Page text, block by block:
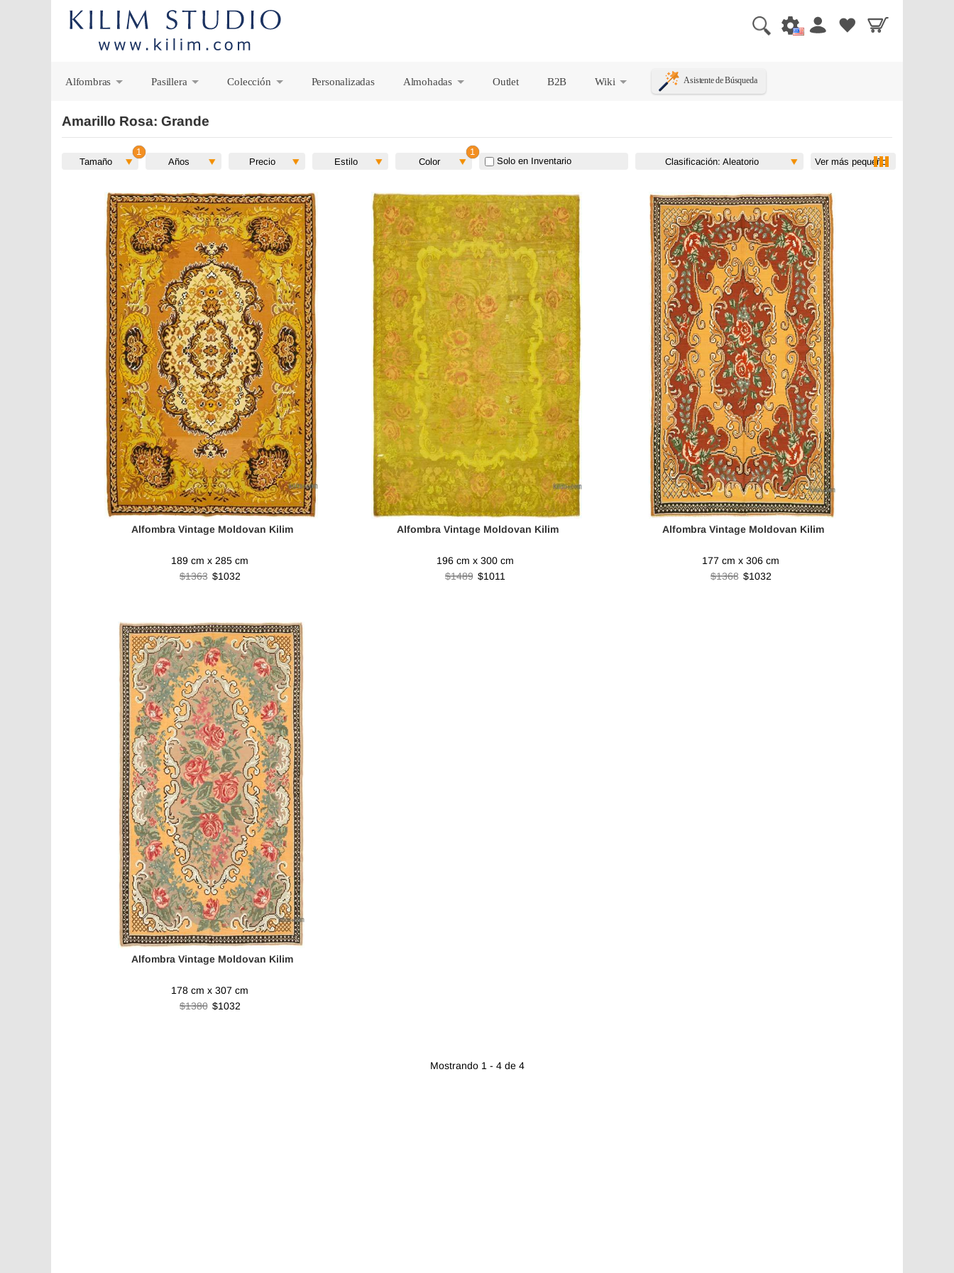
Alfombras
Pasillera
Colección
Personalizadas
Almohadas Outlet
B2B
Wiki Asistente de Búsqueda
Amarillo Rosa: Grande
Tamaño Años Precio Estilo Color Solo en Inventario Clasificación: Aleatorio Ver más pequeño
Alfombra Vintage Moldovan Kilim
189 cm x 285 cm
$1363 $1032
Alfombra Vintage Moldovan Kilim
196 cm x 300 cm
$1489 $1011
Alfombra Vintage Moldovan Kilim
177 cm x 306 cm
$1368 $1032
Alfombra Vintage Moldovan Kilim
178 cm x 307 cm
$1380 $1032
Mostrando 1 - 4 de 4